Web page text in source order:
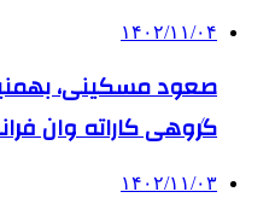
۱۴۰۲/۱۱/۰۴
صعود مسکینی،
گروهی کاراته وان
۱۴۰۲/۱۱/۰۳